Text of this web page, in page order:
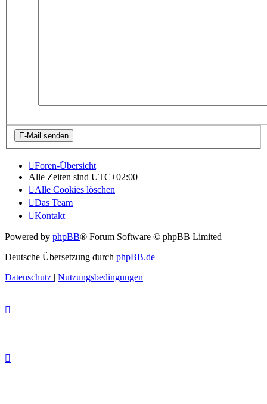
Foren-Übersicht
Alle Zeiten sind UTC+02:00
Alle Cookies löschen
Das Team
Kontakt
Powered by phpBB® Forum Software © phpBB Limited
Deutsche Übersetzung durch phpBB.de
Datenschutz | Nutzungsbedingungen